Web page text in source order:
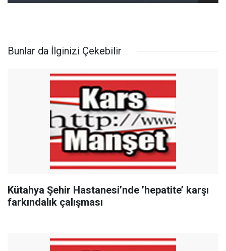
Bunlar da İlginizi Çekebilir
Kütahya Şehir Hastanesi’nde ’hepatite’ karşı
farkındalık çalışması